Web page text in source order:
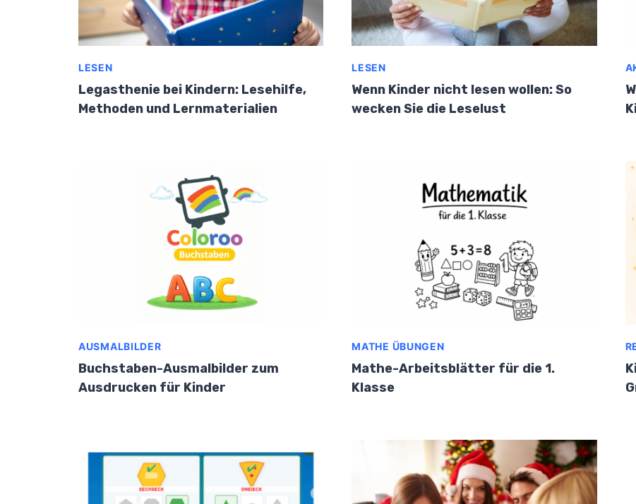
LESEN
Legasthenie bei Kindern: Lesehilfe,
Methoden und Lernmaterialien
LESEN
Wenn Kinder nicht lesen wollen: So
wecken Sie die Leselust
AUSMALBILDER
Buchstaben-Ausmalbilder zum
Ausdrucken für Kinder
MATHE ÜBUNGEN
Mathe-Arbeitsblätter für die 1.
Klasse